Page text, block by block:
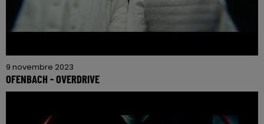
9 novembre 2023
OFENBACH - OVERDRIVE